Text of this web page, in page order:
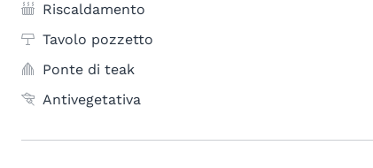
Riscaldamento
Tavolo pozzetto
Ponte di teak
Antivegetativa